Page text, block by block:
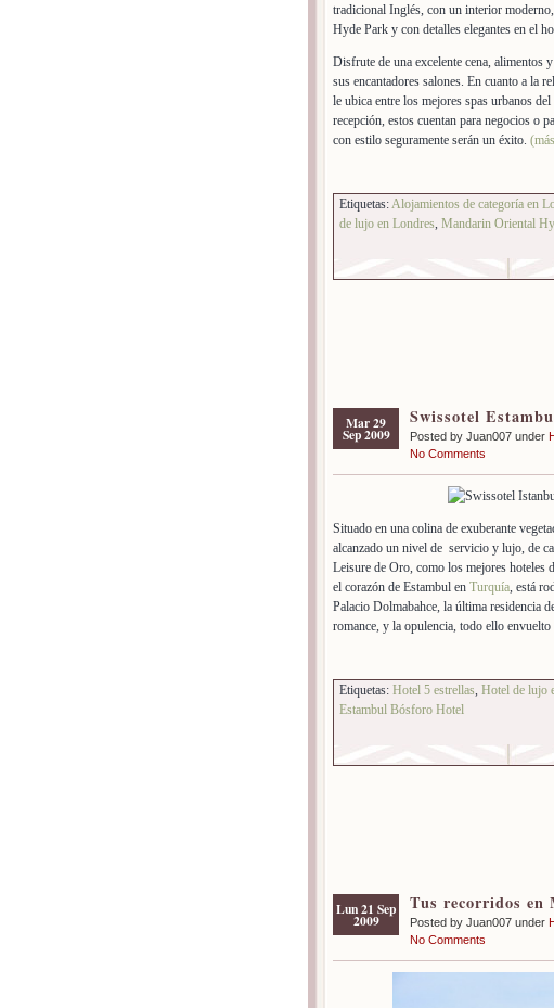
tradicional Inglés, con un interior
Hyde Park y con detalles elegantes en el
Disfrute de una excelente cena, alimentos
sus encantadores salones. En cuanto a la
le ubica entre los mejores spas urbanos
recepción, estos cuentan para negocios o
con estilo seguramente serán un éxito.
Etiquetas:Alojamientos de categoría en
de lujo en Londres, Mandarin Oriental
Mar 29
Sep 2009
Swissotel
Posted by Juan007 under
No Comments
Situado en una colina de exuberante
alcanzado un nivel de servicio y lujo, de
Leisure de Oro, como los mejores hoteles
el corazón de Estambul en Turquía, está
Palacio Dolmabahce, la última residencia
romance, y la opulencia, todo ello envuelto
Etiquetas: Hotel 5 estrellas, Hotel de lujo
Estambul Bósforo Hotel
Lun 21 Sep
2009
Tus recorridos en
Posted by Juan007 under
No Comments